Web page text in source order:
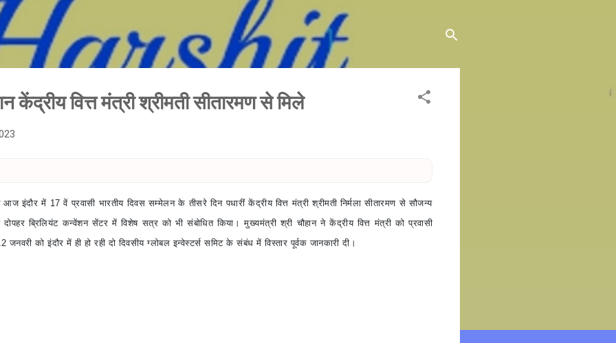
केंद्रीय वित्त मंत्री श्रीमती सीतारमण से मिले
आज इंदौर में 17 वें प्रवासी भारतीय दिवस सम्मेलन के तीसरे दिन पधारीं केंद्रीय वित्त मंत्री श्रीमती निर्मला सीतारमण से सौजन्य
ब्रिलियंट कन्वेंशन सेंटर में विशेष सत्र को भी संबोधित किया। मुख्यमंत्री श्री चौहान ने केंद्रीय वित्त मंत्री को प्रवासी
को इंदौर में ही हो रही दो दिवसीय ग्लोबल इन्वेस्टर्स समिट के संबंध में विस्तार पूर्वक जानकारी दी।